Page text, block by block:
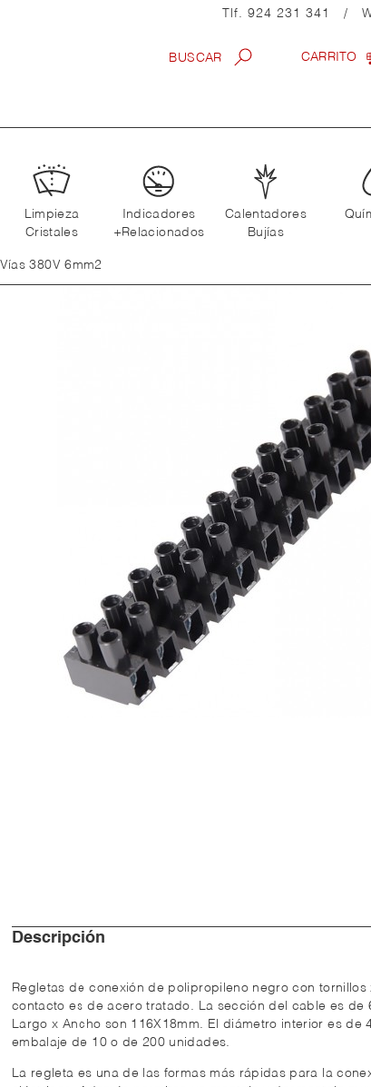
Tlf. 924 231 341 /
CARRITO
Limpieza
Cristales
Indicadores
+Relacionados
Calentadores
Bujías
380V 6mm2
Descripción
Regletas de conexión de polipropileno negro con tornillos
contacto es de acero tratado. La sección del cable es de
Largo x Ancho son 116X18mm. El diámetro interior es de
embalaje de 10 o de 200 unidades.
La regleta es una de las formas más rápidas para la